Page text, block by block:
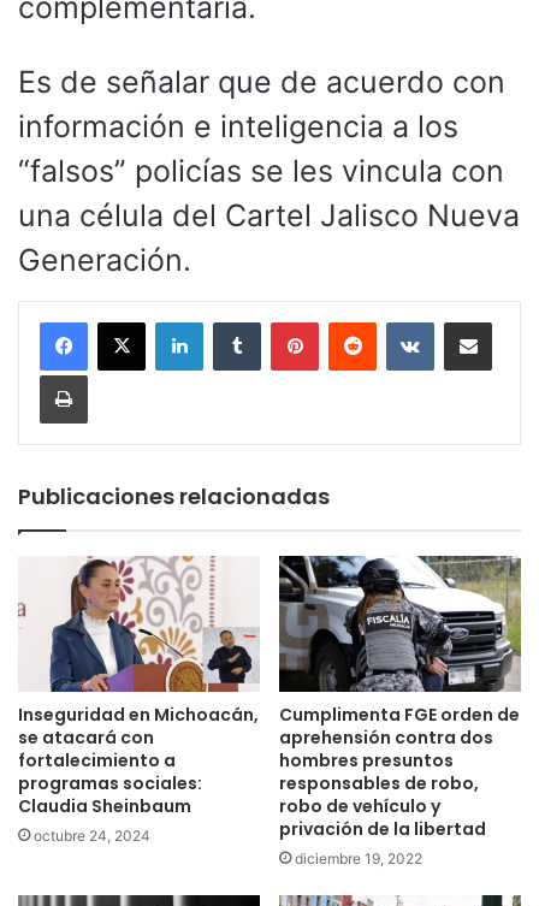
Es de señalar que de acuerdo con
información e inteligencia a los
“falsos” policías se les vincula con
una célula del Cartel Jalisco Nueva
Generación.
LinkedInTumblr PinterestReddit VKontakteCompartir por
Imprimir
Publicaciones relacionadas
Inseguridad en Michoacán,
se atacará con
fortalecimiento a
programas sociales:
Claudia Sheinbaum
octubre 24, 2024
Cumplimenta FGE orden de
aprehensión contra dos
hombres presuntos
responsables de robo,
robo de vehículo y
privación de la libertad
diciembre 19, 2022